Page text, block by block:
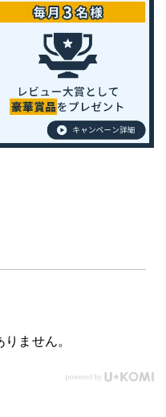
ません。